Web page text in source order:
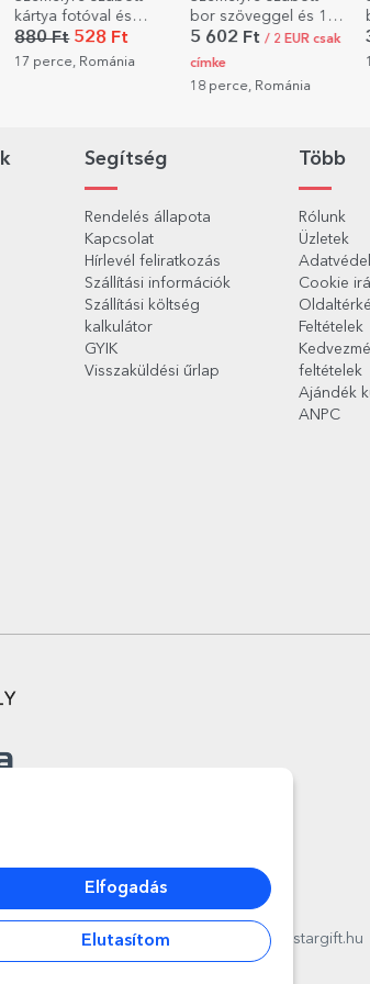
bor szöveggel és 1
fotóval - Szeretnétek
a keresztapáink
5 602 Ft/ 2 EUR csak
címke
baba body
szöveggel - Nasi
kérés
3 122 Ft
18 perce, Románia
Segítség
Rendelés állapota
Kapcsolat
Hírlevél feliratkozás
Szállítási információk
Szállítási költség
kalkulátor
GYIK
Visszaküldési űrlap
Több
Rólunk
Üzletek
Cookie
Feltételek
feltételek
Ajándék
ANPC
, cod postal012178,
contact@stargift.hu
Elfogadás
Elutasítom